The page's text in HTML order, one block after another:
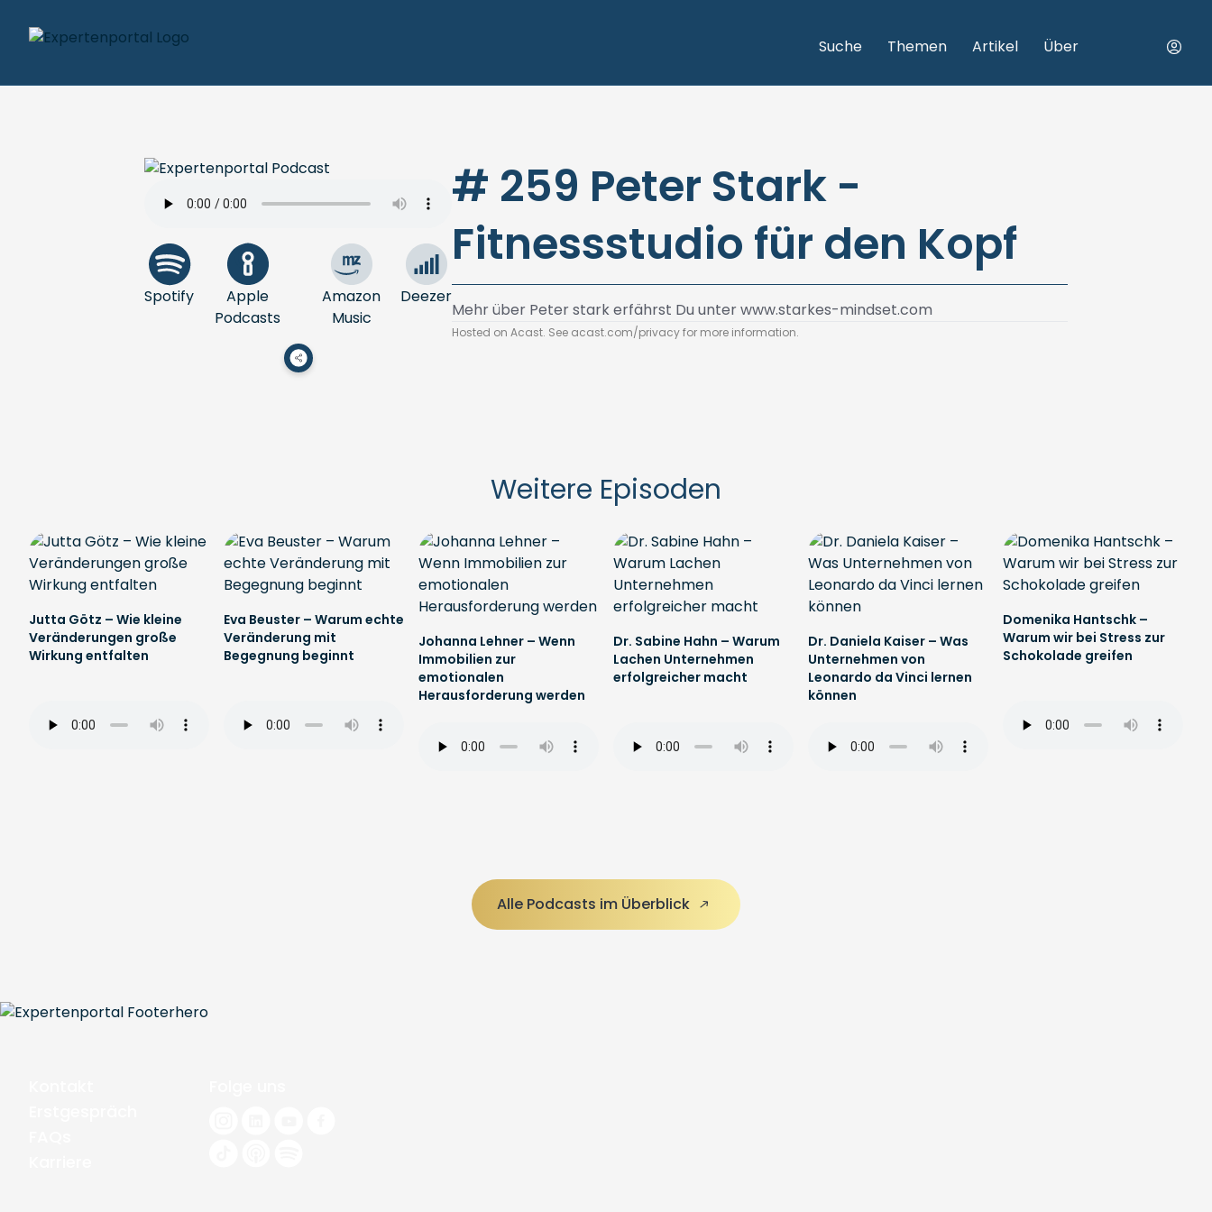
Suche Themen Artikel Über
Spotify
Apple
Podcasts
Amazon
Music
Deezer
# 259 Peter Stark -
Fitnessstudio für den Kopf
Mehr über Peter stark erfährst Du unterwww.starkes-mindset.com
Hosted on Acast. See acast.com/privacyfor more information.
Weitere Episoden
Jutta Götz – Wie kleine
Veränderungen große
Wirkung entfalten
Eva Beuster – Warum echte
Veränderung mit
Begegnung beginnt
Johanna Lehner – Wenn
Immobilien zur
emotionalen
Herausforderung werden
Dr. Sabine Hahn – Warum
Lachen Unternehmen
erfolgreicher macht
Dr. Daniela Kaiser – Was
Unternehmen von
Leonardo da Vinci lernen
können
Domenika Hantschk –
Warum wir bei Stress zur
Schokolade greifen
Alle Podcasts im Überblick